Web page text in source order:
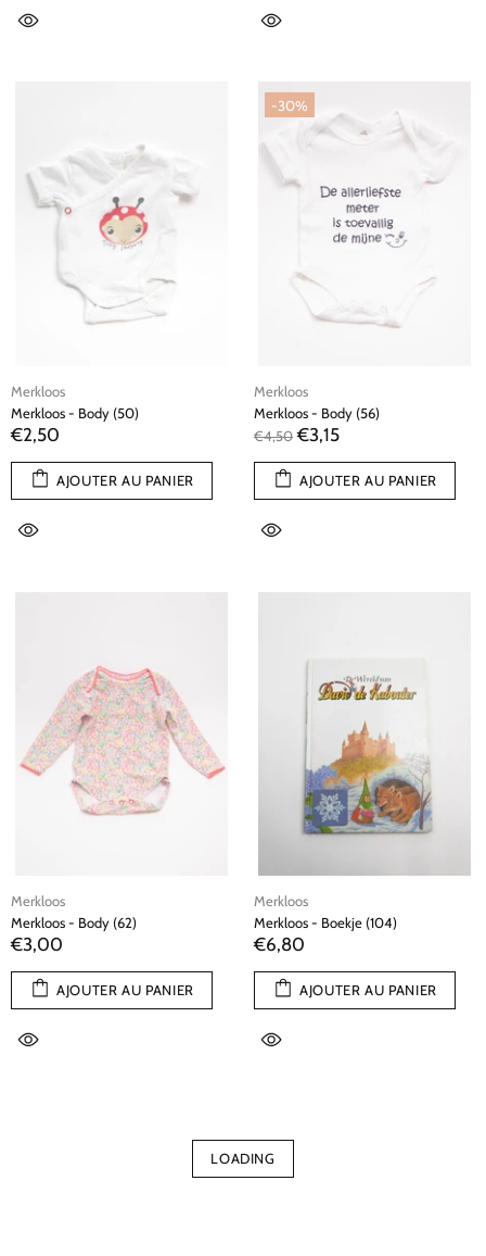
Merkloos
Merkloos - Body (50)
€2,50
AJOUTER AU PANIER
-30%
Merkloos
Merkloos - Body (56)
€4,50 €3,15
AJOUTER AU PANIER
Merkloos
Merkloos - Body (62)
€3,00
AJOUTER AU PANIER
Merkloos
Merkloos - Boekje (104)
€6,80
AJOUTER AU PANIER
LOADING